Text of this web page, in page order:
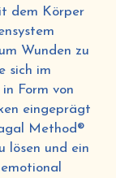
dem Körper
Wunden zu
sich im
Form von
eingeprägt
Method®
lösen und ein